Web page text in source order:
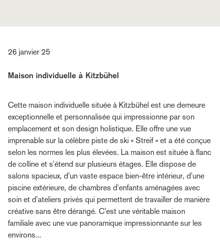
26 janvier 25
Maison individuelle à Kitzbühel
Cette maison individuelle située à Kitzbühel est une demeure
exceptionnelle et personnalisée qui impressionne par son
emplacement et son design holistique. Elle offre une vue
imprenable sur la célèbre piste de ski « Streif » et a été conçue
selon les normes les plus élevées. La maison est située à flanc
de colline et s'étend sur plusieurs étages. Elle dispose de
salons spacieux, d'un vaste espace bien-être intérieur, d'une
piscine extérieure, de chambres d'enfants aménagées avec
soin et d'ateliers privés qui permettent de travailler de manière
créative sans être dérangé. C'est une véritable maison
familiale avec une vue panoramique impressionnante sur les
environs...